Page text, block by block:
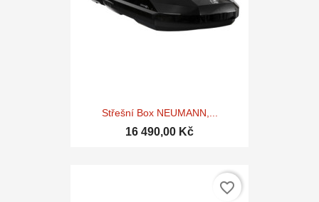
Střešní Box NEUMANN,...
16 490,00 Kč
favorite_border